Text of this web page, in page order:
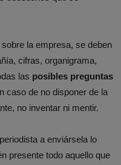
la empresa, se deben
cifras, organigrama,
las posibles preguntas
caso de no disponer de la
no inventar ni mentir.
a enviársela lo
presente todo aquello que